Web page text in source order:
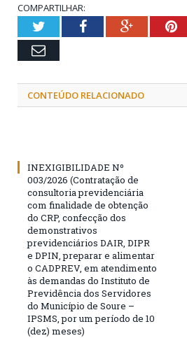
COMPARTILHAR:
TwitterFacebookGoogle+
Email
CONTEÚDO RELACIONADO
INEXIGIBILIDADE Nº
003/2026 (Contratação de
consultoria previdenciária
com finalidade de obtenção
do CRP, confecção dos
demonstrativos
previdenciários DAIR, DIPR
e DPIN, preparar e alimentar
o CADPREV, em atendimento
às demandas do Instituto de
Previdência dos Servidores
do Município de Soure –
IPSMS, por um período de 10
(dez) meses)